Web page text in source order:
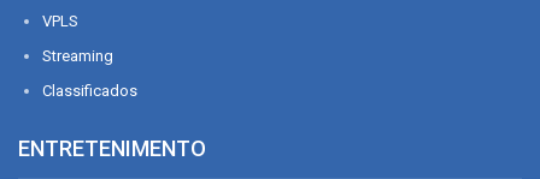
VPLS
Streaming
Classificados
ENTRETENIMENTO